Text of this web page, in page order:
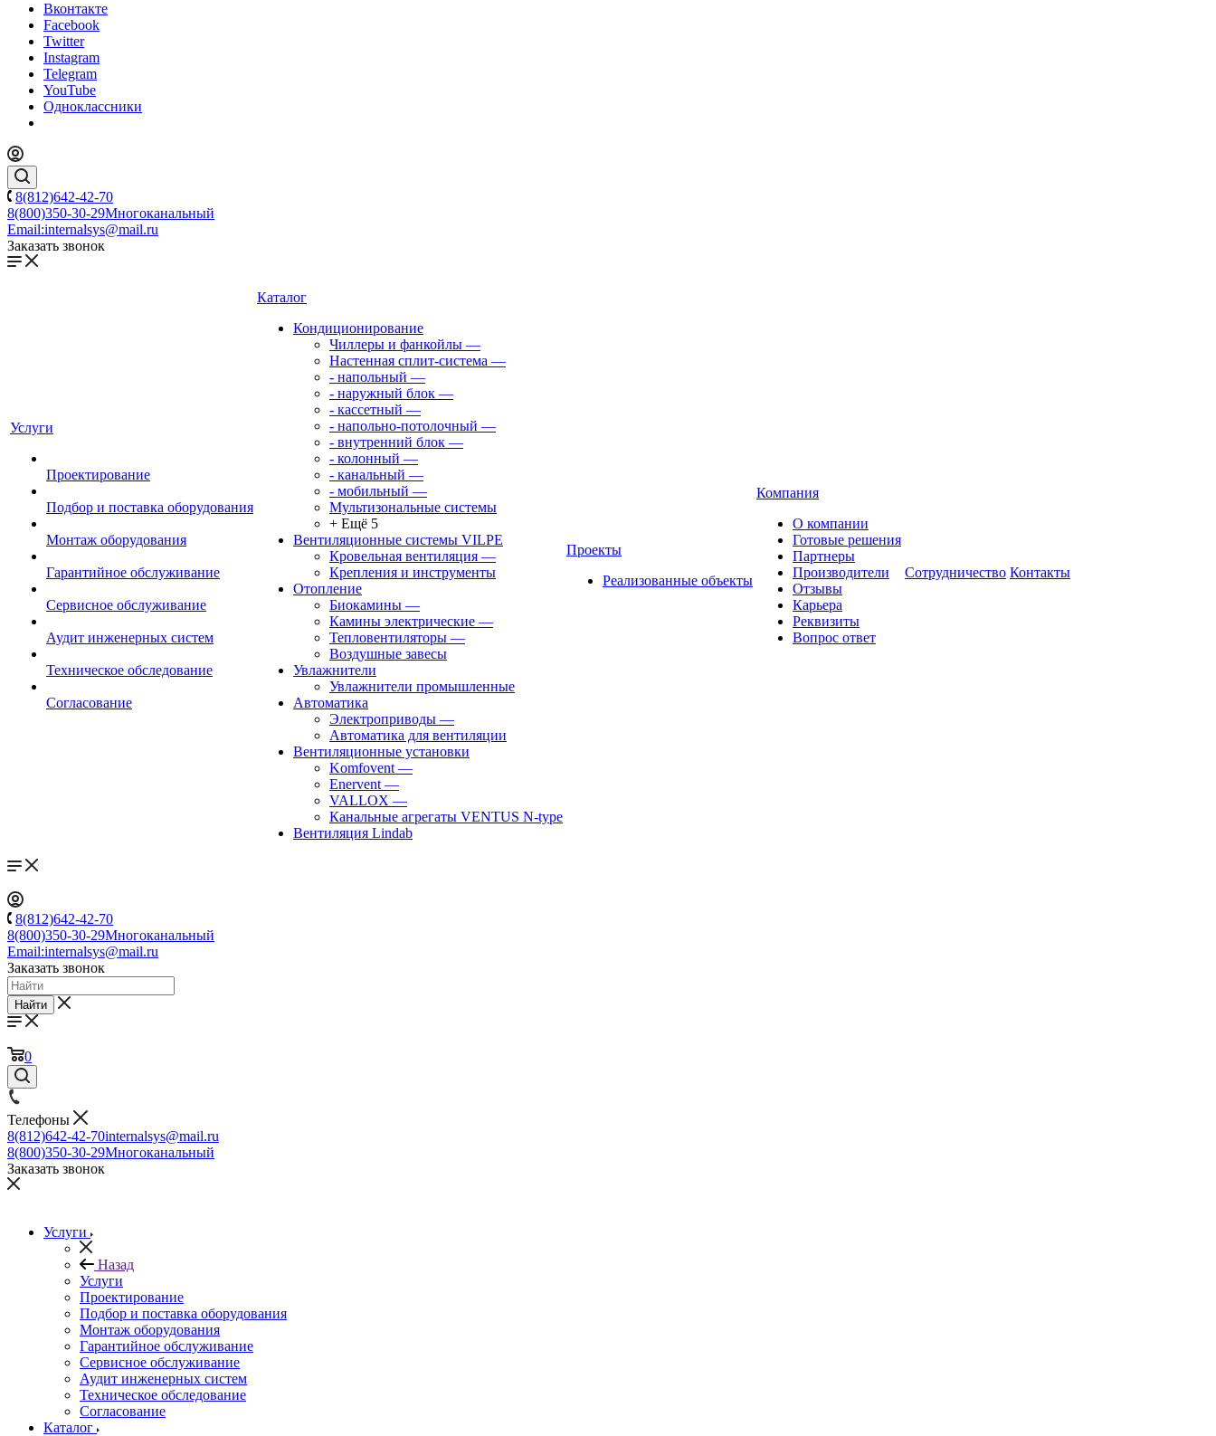
Вконтакте
Facebook
Twitter
Instagram
Telegram
YouTube
Одноклассники
8(812)642-42-70
8(800)350-30-29Многоканальный
Email:internalsys@mail.ru
Заказать звонок
Услуги
Проектирование
Подбор и поставка оборудования
Монтаж оборудования
Гарантийное обслуживание
Сервисное обслуживание
Аудит инженерных систем
Техническое обследование
Согласование
Каталог
Кондиционирование
Чиллеры и фанкойлы —
Настенная сплит-система —
- напольный —
- наружный блок —
- кассетный —
- напольно-потолочный —
- внутренний блок —
- колонный —
- канальный —
- мобильный —
Мультизональные системы
+ Ещё 5
Вентиляционные системы VILPE
Кровельная вентиляция —
Крепления и инструменты
Отопление
Биокамины —
Камины электрические —
Тепловентиляторы —
Воздушные завесы
Увлажнители
Увлажнители промышленные
Автоматика
Электроприводы —
Автоматика для вентиляции
Вентиляционные установки
Komfovent —
Enervent —
VALLOX —
Канальные агрегаты VENTUS N-type
Вентиляция Lindab
Проекты
Реализованные объекты
Компания
О компании
Готовые решения
Партнеры
Производители
Отзывы
Карьера
Реквизиты
Вопрос ответ
Сотрудничество Контакты
8(812)642-42-70
8(800)350-30-29Многоканальный
Email:internalsys@mail.ru
Заказать звонок
Найти
0
Телефоны
8(812)642-42-70internalsys@mail.ru
8(800)350-30-29Многоканальный
Заказать звонок
Услуги
Назад
Услуги
Проектирование
Подбор и поставка оборудования
Монтаж оборудования
Гарантийное обслуживание
Сервисное обслуживание
Аудит инженерных систем
Техническое обследование
Согласование
Каталог